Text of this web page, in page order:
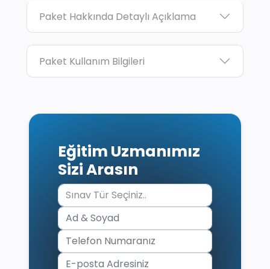
Paket Hakkında Detaylı Açıklama
Paket Kullanım Bilgileri
Eğitim Uzmanımız
Sizi Arasın